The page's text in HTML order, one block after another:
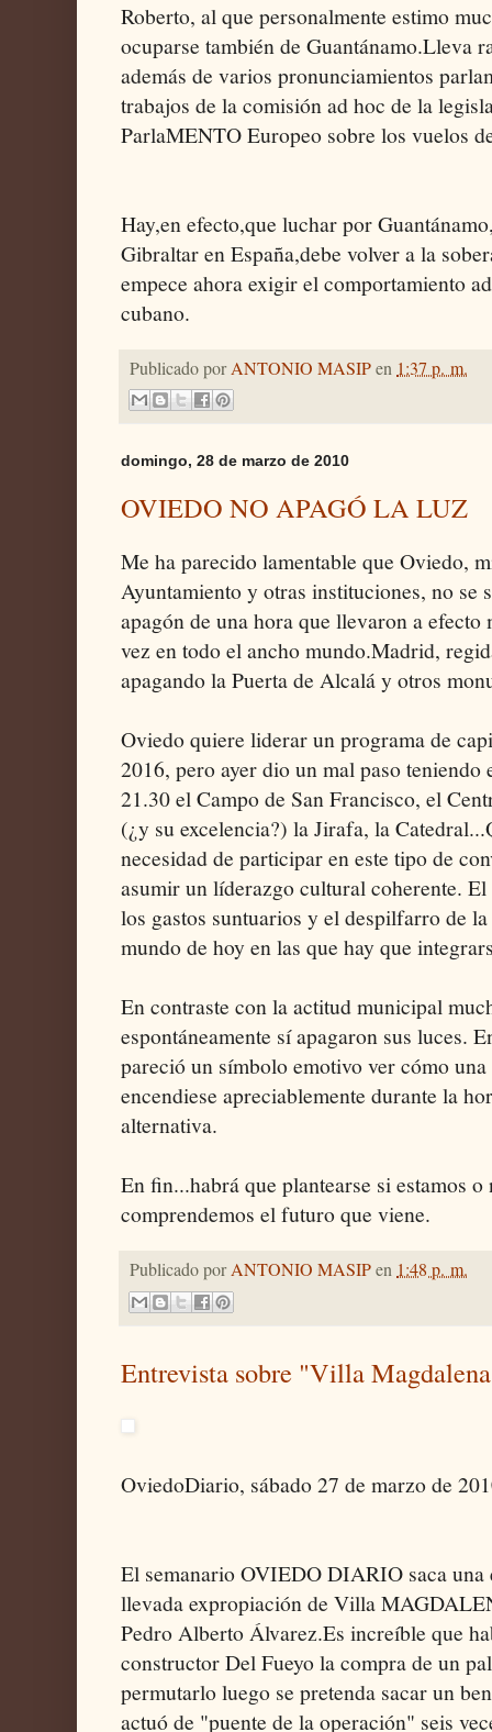
Roberto, al que personalmente estimo
ocuparse también de Guantánamo.Lleva
además de varios pronunciamientos
trabajos de la comisión ad hoc de la
ParlaMENTO Europeo sobre los vuelos
Hay,en efecto,que luchar por
Gibraltar en España,debe volver a la
empece ahora exigir el comportamiento
cubano.
Publicado porANTONIO MASIPen 1:37 p. m.
domingo, 28 de marzo de 2010
OVIEDO NO APAGÓ LA LUZ
Me ha parecido lamentable que Oviedo,
Ayuntamiento y otras instituciones, no se
apagón de una hora que llevaron a
vez en todo el ancho mundo.Madrid,
apagando la Puerta de Alcalá y otros
Oviedo quiere liderar un programa de
2016, pero ayer dio un mal paso teniendo
21.30 el Campo de San Francisco, el
(¿y su excelencia?) la Jirafa, la
necesidad de participar en este tipo de
asumir un líderazgo cultural coherente.
los gastos suntuarios y el despilfarro de
mundo de hoy en las que hay que
En contraste con la actitud municipal
espontáneamente sí apagaron sus luces.
pareció un símbolo emotivo ver cómo
encendiese apreciablemente durante la
alternativa.
En fin...habrá que plantearse si estamos
comprendemos el futuro que viene.
Publicado porANTONIO MASIPen 1:48 p. m.
Entrevista sobre "Villa
OviedoDiario, sábado 27 de marzo de
El semanario OVIEDO DIARIO saca una
llevada expropiación de Villa
Pedro Alberto Álvarez.Es increíble que
constructor Del Fueyo la compra de un
permutarlo luego se pretenda sacar un
actuó de "puente de la operación" seis